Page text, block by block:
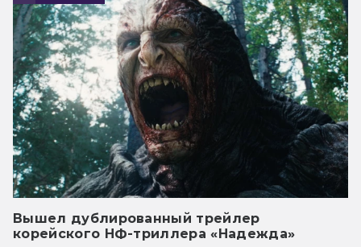
Вышел дублированный трейлер
корейского НФ-триллера «Надежда»